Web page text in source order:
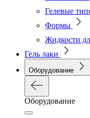
Гелевые
Формы
Жидкости
Гель лаки
Оборудование
Оборудование